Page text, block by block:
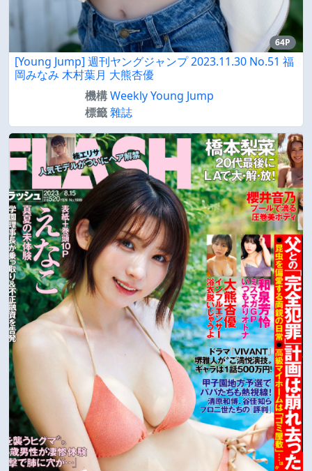
64P
[Young Jump] 週刊ヤングジャンプ 2023.11.30 No.51 福
岡みなみ 木村葉月 大熊杏優
機構Weekly Young Jump
標籤雜誌